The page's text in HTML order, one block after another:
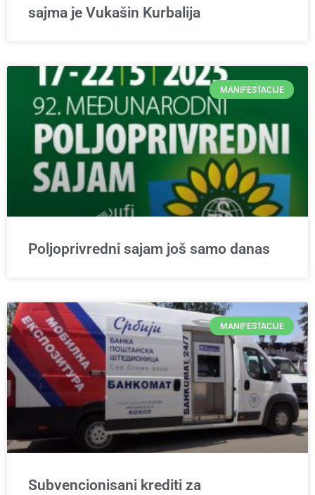
sajma je Vukašin Kurbalija
MANIFESTACIJE
Poljoprivredni sajam još samo danas
MANIFESTACIJE
Subvencionisani krediti za